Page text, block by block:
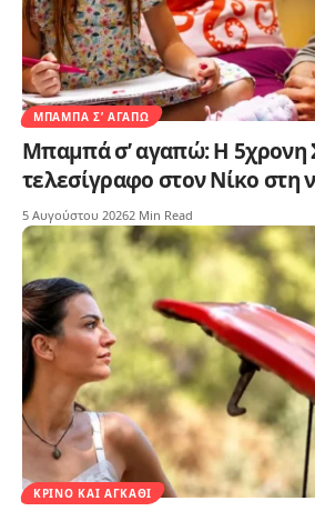
ΜΠΑΜΠΆ Σ’ ΑΓΑΠΏ
Μπαμπά σ’ αγαπώ: Η 5χρονη
τελεσίγραφο στον Νίκο στη
5 Αυγούστου 20262 Min Read
ΚΡΊΝΟ ΚΑΙ ΑΓΚΆΘΙ